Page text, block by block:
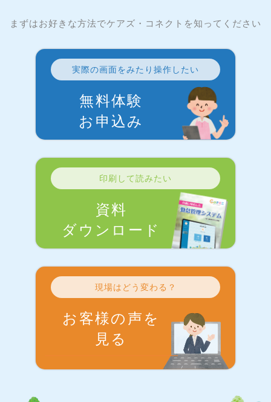
まずはお好きな方法でケアズ・コネクトを知ってください
実際の画面をみたり操作したい
無料体験
お申込み
印刷して読みたい
資料
ダウンロード
現場はどう変わる？
お客様の声を
見る